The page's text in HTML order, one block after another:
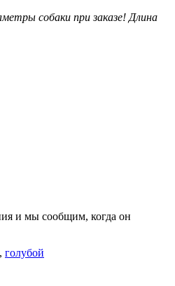
собаки при заказе! Длина
и мы сообщим, когда он
, голубой